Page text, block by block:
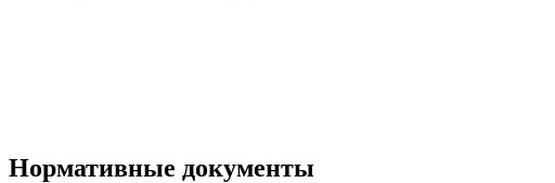
Нормативные документы